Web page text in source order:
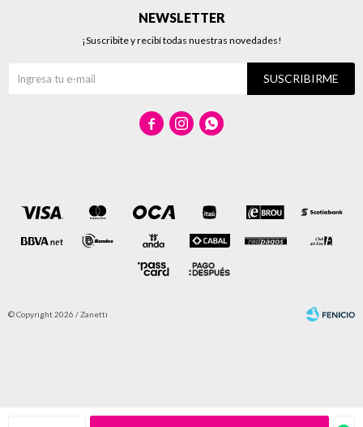
NEWSLETTER
¡Suscribite y recibí todas nuestras novedades!
SUSCRIBIRME
  
© Copyright 2026 / Zanetti